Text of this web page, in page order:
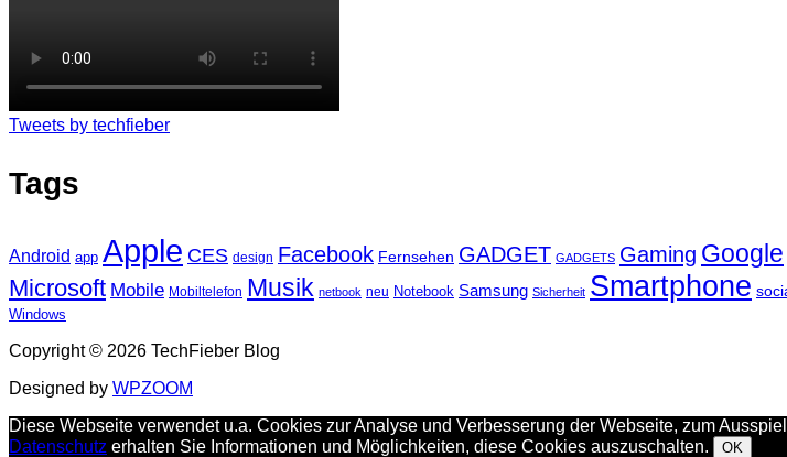
Tweets by techfieber
Tags
Android app Apple CES design Facebook Fernsehen GADGET GADGETS Gaming Google
Microsoft Mobile Mobiltelefon Musik netbook neu Notebook Samsung Sicherheit Smartphone
Windows
Copyright © 2026 TechFieber Blog
Designed by WPZOOM
Diese Webseite verwendet u.a. Cookies zur Analyse und Verbesserung der Webseite, zum
Datenschutz erhalten Sie Informationen und Möglichkeiten, diese Cookies auszuschalten. OK